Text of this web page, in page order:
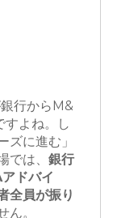
行からM&
すよね。し
ズに進む」
では、銀行
ドバイ
全員が振り
ん。